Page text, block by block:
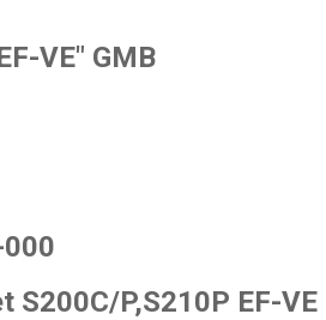
VE" GMB
S200C/P,S210P EF-VE